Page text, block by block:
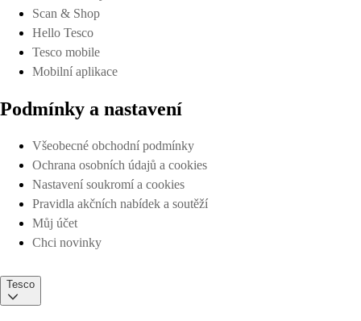
Scan & Shop
Hello Tesco
Tesco mobile
Mobilní aplikace
Podmínky a nastavení
Všeobecné obchodní podmínky
Ochrana osobních údajů a cookies
Nastavení soukromí a cookies
Pravidla akčních nabídek a soutěží
Můj účet
Chci novinky
Tesco